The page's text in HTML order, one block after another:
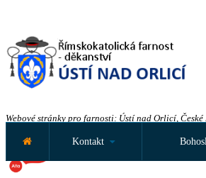
Webové stránky pro farnosti: Ústí nad Orlicí,
Kontakt